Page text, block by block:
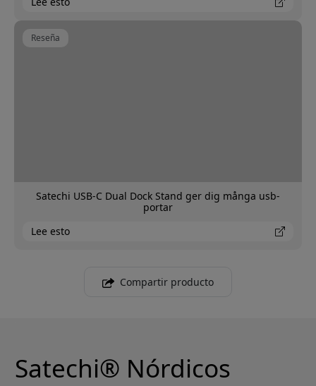
Reseña
Satechi USB-C Dual Dock Stand ger dig många usb-
portar
Lee esto
Compartir producto
Satechi® Nórdicos